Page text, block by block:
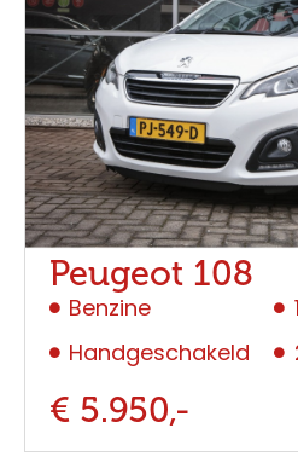
Peugeot 108
Benzine
Handgeschakeld
€ 5.950,-